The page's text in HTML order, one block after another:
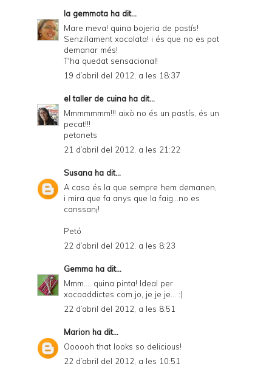
la gemmota ha dit...
Mare meva! quina bojeria de pastís!
Senzillament xocolata! i és que no es pot
demanar més!
T'ha quedat sensacional!
19 d’abril del 2012, a les 18:37
el taller de cuina ha dit...
Mmmmmmm!!! això no és un pastís, és un
pecat!!!
petonets
21 d’abril del 2012, a les 21:22
Susana ha dit...
A casa és la que sempre hem demanen,
i mira que fa anys que la faig...no es
canssan¡!
Petó
22 d’abril del 2012, a les 8:23
Gemma ha dit...
Mmm.... quina pinta! Ideal per
xocoaddictes com jo, je je je... :)
22 d’abril del 2012, a les 8:51
Marion ha dit...
Oooooh that looks so delicious!
22 d’abril del 2012, a les 10:51